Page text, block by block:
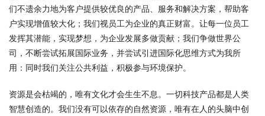
们不遗余力地为客户提供较优良的产品、服务和解决方案，帮助客
户实现增值较大化；我们视员工为企业的真正财富。让每一位员工
发挥其潜能，实现梦想，为企业发展多做贡献；我们争做世界公
司，不断尝试拓展国际业务，并尝试引进国际化思维方式为我所
用：同时我们关注公共利益，积极参与环境保护。
资源是会枯竭的，唯有文化才会生生不息。一切科技产品都是人类
智慧创造的。我们没有可以依存的自然资源，唯有在人的头脑中创